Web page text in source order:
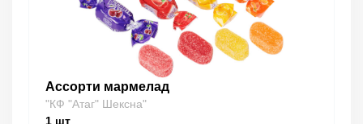
Ассорти мармелад
"КФ "Атаг" Шексна"
1 шт